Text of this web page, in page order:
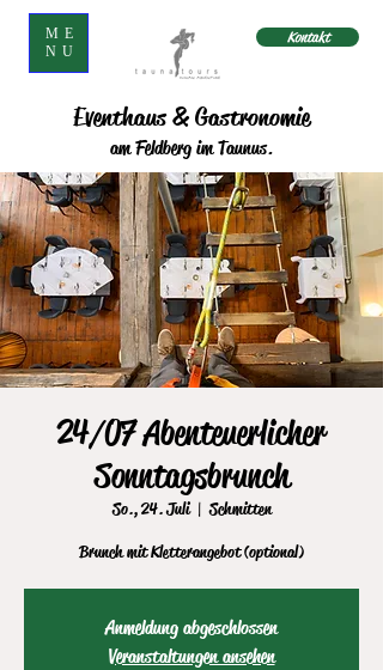
ME
NU
Kontakt
Eventhaus & Gastronomie
am Feldberg im Taunus.
24/07 Abenteuerlicher
Sonntagsbrunch
So., 24. Juli
  |
Schmitten
Brunch mit Kletterangebot (optional)
Anmeldung abgeschlossen
Veranstaltungen ansehen